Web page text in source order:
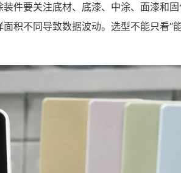
件要关注底材、底漆、中涂、面漆和
积不同导致数据波动。选型不能只看“